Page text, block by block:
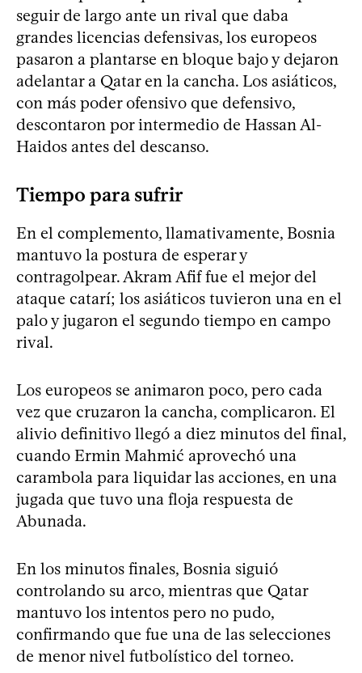
seguir de largo ante un rival que daba
grandes licencias defensivas, los europeos
pasaron a plantarse en bloque bajo y dejaron
adelantar a Qatar en la cancha. Los asiáticos,
con más poder ofensivo que defensivo,
descontaron por intermedio de Hassan Al-
Haidos antes del descanso.
Tiempo para sufrir
En el complemento, llamativamente, Bosnia
mantuvo la postura de esperar y
contragolpear. Akram Afif fue el mejor del
ataque catarí; los asiáticos tuvieron una en el
palo y jugaron el segundo tiempo en campo
rival.
Los europeos se animaron poco, pero cada
vez que cruzaron la cancha, complicaron. El
alivio definitivo llegó a diez minutos del final,
cuando Ermin Mahmić aprovechó una
carambola para liquidar las acciones, en una
jugada que tuvo una floja respuesta de
Abunada.
En los minutos finales, Bosnia siguió
controlando su arco, mientras que Qatar
mantuvo los intentos pero no pudo,
confirmando que fue una de las selecciones
de menor nivel futbolístico del torneo.